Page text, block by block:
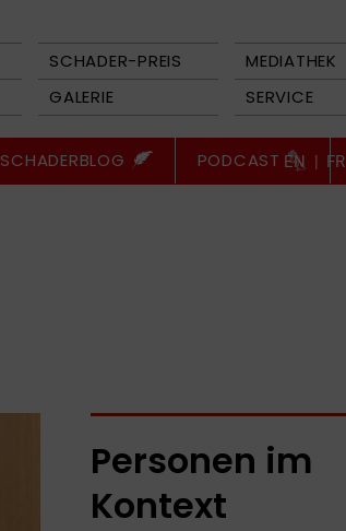
SCHADER-PREIS
MEDIATHEK
GALERIE SERVICE
SCHADERBLOG PODCAST EN | FR
Personen im
Kontext